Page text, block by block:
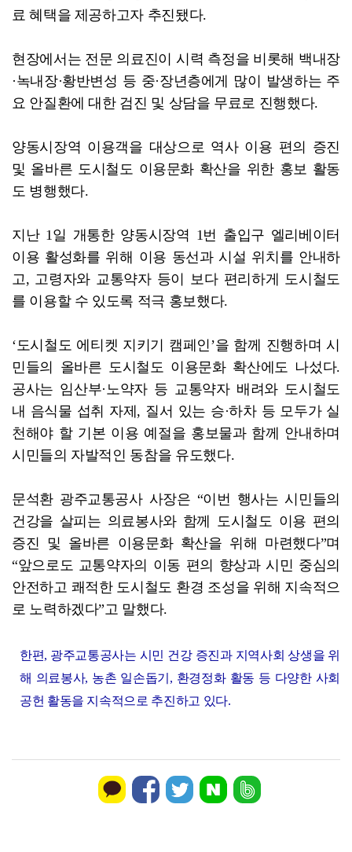
료 혜택을 제공하고자 추진됐다.
현장에서는 전문 의료진이 시력 측정을 비롯해 백내장
·녹내장·황반변성 등 중·장년층에게 많이 발생하는 주
요 안질환에 대한 검진 및 상담을 무료로 진행했다.
양동시장역 이용객을 대상으로 역사 이용 편의 증진
및 올바른 도시철도 이용문화 확산을 위한 홍보 활동
도 병행했다.
지난 1일 개통한 양동시장역 1번 출입구 엘리베이터
이용 활성화를 위해 이용 동선과 시설 위치를 안내하
고, 고령자와 교통약자 등이 보다 편리하게 도시철도
를 이용할 수 있도록 적극 홍보했다.
‘도시철도 에티켓 지키기 캠페인’을 함께 진행하며 시
민들의 올바른 도시철도 이용문화 확산에도 나섰다.
공사는 임산부·노약자 등 교통약자 배려와 도시철도
내 음식물 섭취 자제, 질서 있는 승·하차 등 모두가 실
천해야 할 기본 이용 예절을 홍보물과 함께 안내하며
시민들의 자발적인 동참을 유도했다.
문석환 광주교통공사 사장은 “이번 행사는 시민들의
건강을 살피는 의료봉사와 함께 도시철도 이용 편의
증진 및 올바른 이용문화 확산을 위해 마련했다”며
“앞으로도 교통약자의 이동 편의 향상과 시민 중심의
안전하고 쾌적한 도시철도 환경 조성을 위해 지속적으
로 노력하겠다”고 말했다.
한편, 광주교통공사는 시민 건강 증진과 지역사회 상생을 위
해 의료봉사, 농촌 일손돕기, 환경정화 활동 등 다양한 사회
공헌 활동을 지속적으로 추진하고 있다.